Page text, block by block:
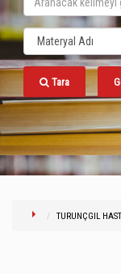
Tara
TURUNÇGIL